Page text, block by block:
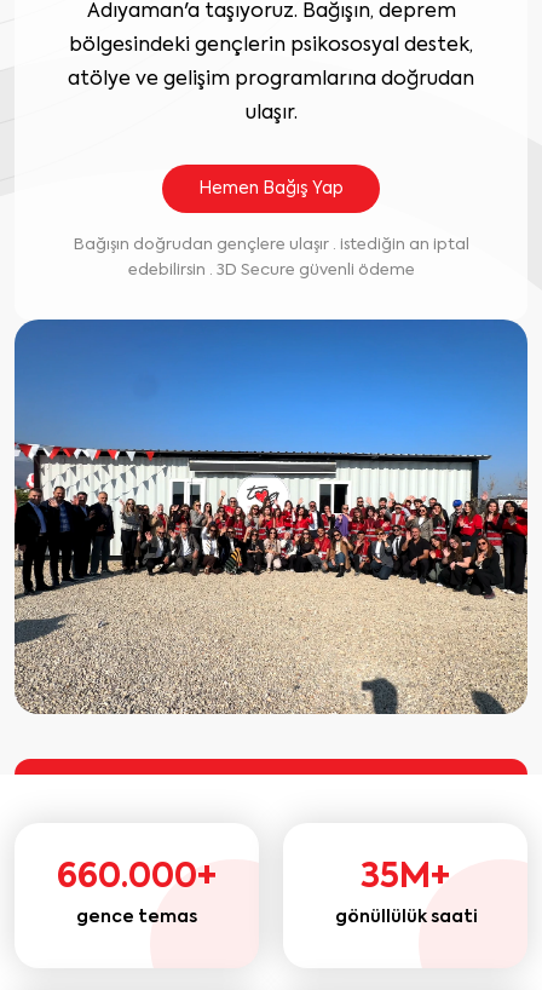
Adıyaman'a taşıyoruz. Bağışın, deprem
bölgesindeki gençlerin psikososyal destek,
atölye ve gelişim programlarına doğrudan
ulaşır.
Hemen Bağış Yap
Bağışın doğrudan gençlere ulaşır · istediğin an iptal
edebilirsin · 3D Secure güvenli ödeme
660.000+
gence temas
35M+
gönüllülük saati